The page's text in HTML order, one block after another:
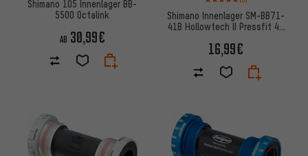
Shimano 105 Innenlager BB-
5500 Octalink
AB 30,99€
Shimano Innenlager SM-BB71-
41B Hollowtech II Pressfit 41
16,99€